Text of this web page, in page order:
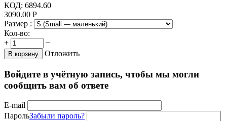
КОД: 6894.60
3090.00 Р
Размер :
Кол-во:
+
−
В корзину Отложить
Войдите в учётную запись, чтобы мы могли
сообщить вам об ответе
E-mail
ПарольЗабыли пароль?